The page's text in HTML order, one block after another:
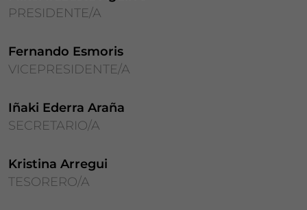
PRESIDENTE/A
Fernando Esmoris
VICEPRESIDENTE/A
Iñaki Ederra Araña
SECRETARIO/A
Kristina Arregui
TESORERO/A